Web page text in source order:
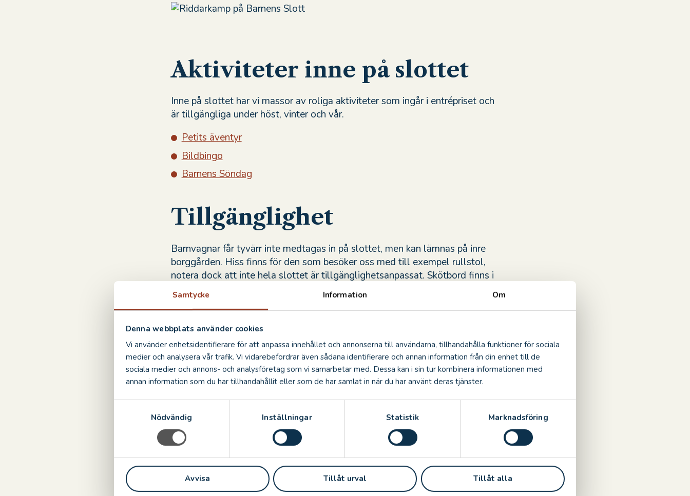
Samtycke Information Om
Denna webbplats använder cookies
Vi använder enhetsidentifierare för att anpassa innehållet och annonserna till användarna, tillhandahålla funktioner för sociala
medier och analysera vår trafik. Vi vidarebefordrar även sådana identifierare och annan information från din enhet till de
sociala medier och annons- och analysföretag som vi samarbetar med. Dessa kan i sin tur kombinera informationen med
annan information som du har tillhandahållit eller som de har samlat in när du har använt deras tjänster.
Nödvändig Inställningar Statistik Marknadsföring
Avvisa Tillåt urval Tillåt alla
Aktiviteter inne på slottet
Inne på slottet har vi massor av roliga aktiviteter som ingår i entrépriset och
är tillgängliga under höst, vinter och vår.
Petits äventyr
Bildbingo
Barnens Söndag
Tillgänglighet
Barnvagnar får tyvärr inte medtagas in på slottet, men kan lämnas på inre
borggården. Hiss finns för den som besöker oss med till exempel rullstol,
notera dock att inte hela slottet är tillgänglighetsanpassat. Skötbord finns i
tre toaletter runt om på slottet.
Läs mer om tillgänglighet.
Fika & Mat
I Slottsrestaurangen finns ett noga utvalt sortiment av fika och mat som
passar små slottsbesökare. Njut av en glass, läsk eller bulle. Är ni sugna på
något att äta finns barnportion av dagens lunch till rabatterat pris samt korv
med bröd eller vår populära ugnspannkaka.